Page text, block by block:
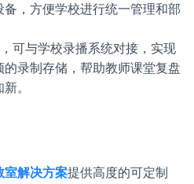
备，方便学校进行统一管理和部
可与学校录播系统对接，实现
的录制存储，帮助教师课堂复盘
。
室解决方案提供高度的可定制